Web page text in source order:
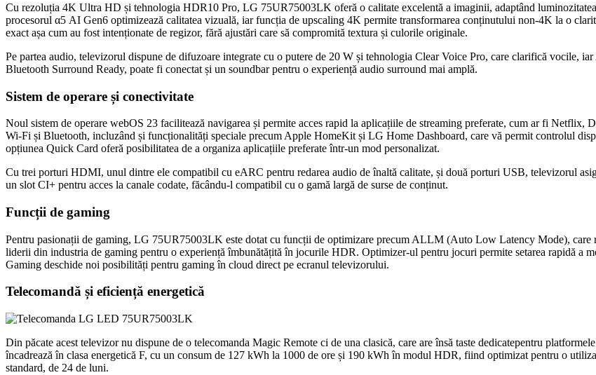
Cu rezoluția 4K Ultra HD și tehnologia HDR10 Pro, LG 75UR75003LK oferă o calitate excelentă a imaginii, adaptând
procesorul α5 AI Gen6 optimizează calitatea vizuală, iar funcția de upscaling 4K permite transformarea conținutului non-4K la o
exact așa cum au fost intenționate de regizor, fără ajustări care să compromită textura și culorile originale.
Pe partea audio, televizorul dispune de difuzoare integrate cu o putere de 20 W și tehnologia Clear Voice Pro, care clarifică vocile,
Bluetooth Surround Ready, poate fi conectat și un soundbar pentru o experiență audio surround mai amplă.
Sistem de operare și conectivitate
Noul sistem de operare webOS 23 facilitează navigarea și permite acces rapid la aplicațiile de streaming preferate, cum ar fi
Wi-Fi și Bluetooth, incluzând și funcționalități speciale precum Apple HomeKit și LG Home Dashboard, care vă permit controlul
opțiunea Quick Card oferă posibilitatea de a organiza aplicațiile preferate într-un mod personalizat.
Cu trei porturi HDMI, unul dintre ele compatibil cu eARC pentru redarea audio de înaltă calitate, și două porturi USB, televizorul
un slot CI+ pentru acces la canale codate, făcându-l compatibil cu o gamă largă de surse de conținut.
Funcții de gaming
Pentru pasionații de gaming, LG 75UR75003LK este dotat cu funcții de optimizare precum ALLM (Auto Low Latency Mode),
liderii din industria de gaming pentru o experiență îmbunătățită în jocurile HDR. Optimizer-ul pentru jocuri permite setarea rapidă a
Gaming deschide noi posibilități pentru gaming în cloud direct pe ecranul televizorului.
Telecomandă și eficiență energetică
Din păcate acest televizor nu dispune de o telecomanda Magic Remote ci de una clasică, care are însă taste dedicatepentru
încadrează în clasa energetică F, cu un consum de 127 kWh la 1000 de ore și 190 kWh în modul HDR, fiind optimizat pentru o
standard, de 24 de luni.